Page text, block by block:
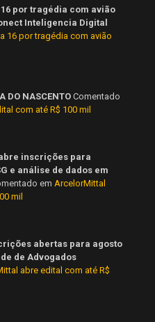
por tragédia com avião
Inteligencia Digital
16 por tragédia com avião
DO NASCENTO Comentado
com até R$ 100 mil
inscrições para
e análise de dados em
em ArcelorMittal
mil
abertas para agosto
de Advogados
abre edital com até R$